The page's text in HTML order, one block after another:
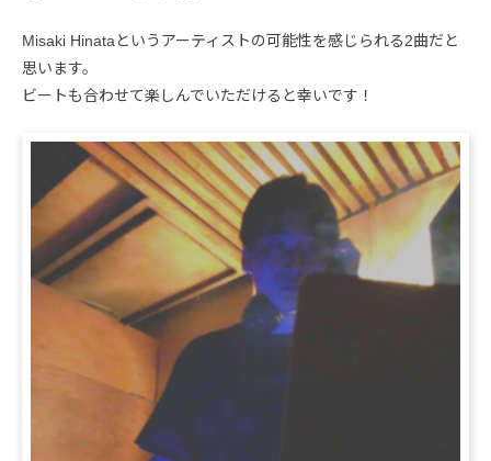
Misaki Hinataというアーティストの可能性を感じられる2曲だと
思います。
ビートも合わせて楽しんでいただけると幸いです！